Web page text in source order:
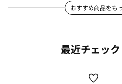
おすすめ商品をも
最近チェッ